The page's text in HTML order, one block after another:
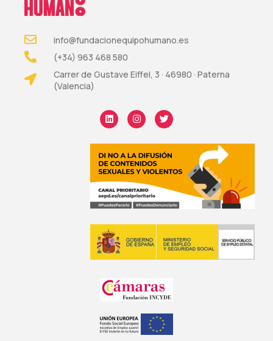
info@fundacionequipohumano.es
(+34) 963 468 580
Carrer de Gustave Eiffel, 3 · 46980 · Paterna
(Valencia)